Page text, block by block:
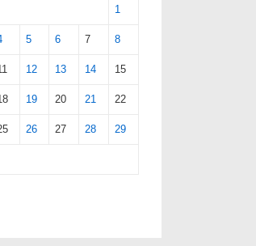
1
5 6 7 8
12 13 14 15
19 20 21 22
26 27 28 29